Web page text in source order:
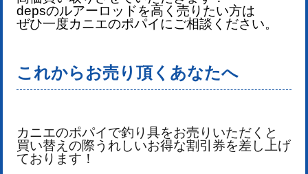
depsのルアーロッドを高く売りたい方は
ぜひ一度カニエのポパイにご相談ください。
これからお売り頂くあなたへ
カニエのポパイで釣り具をお売りいただくと
買い替えの際うれしいお得な割引券を差し上げ
ております！